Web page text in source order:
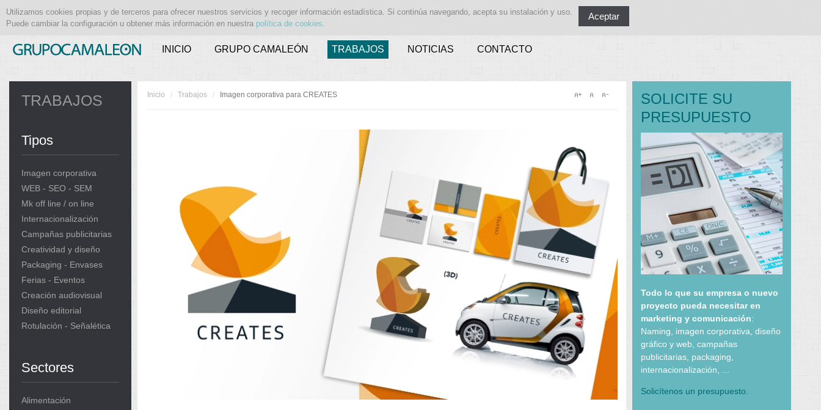
Utilizamos cookies propias y de terceros para ofrecer nuestros servicios y recoger información estadística. Si continúa navegando, acepta su instalación y uso.
Puede cambiar la configuración u obtener más información en nuestra política de cookies.
Aceptar
INICIO GRUPO CAMALEÓN TRABAJOS NOTICIAS CONTACTO
TRABAJOS
Tipos
Imagen corporativa
WEB - SEO - SEM
Mk off line / on line
Internacionalización
Campañas publicitarias
Creatividad y diseño
Packaging - Envases
Ferias - Eventos
Creación audiovisual
Diseño editorial
Rotulación - Señalética
Sectores
Alimentación
Inicio / Trabajos / Imagen corporativa para CREATES
SOLICITE SU
PRESUPUESTO
Todo lo que su empresa o nuevo
proyecto pueda necesitar en
marketing y comunicación:
Naming, imagen corporativa, diseño
gráfico y web, campañas
publicitarias, packaging,
internacionalización, ...
Solicítenos un presupuesto.